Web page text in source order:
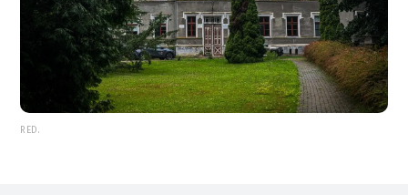
RED.